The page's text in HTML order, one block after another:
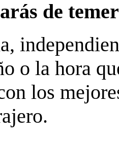
de
o la hora
los